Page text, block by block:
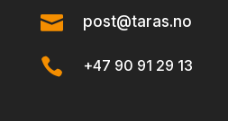
 post@taras.no
 +47 90 91 29 13